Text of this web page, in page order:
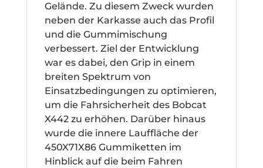
Gelände. Zu diesem Zweck wurden
neben der Karkasse auch das Profil
und die Gummimischung
verbessert. Ziel der Entwicklung
war es dabei, den Grip in einem
breiten Spektrum von
Einsatzbedingungen zu optimieren,
um die Fahrsicherheit des Bobcat
X442 zu erhöhen. Darüber hinaus
wurde die innere Lauffläche der
450X71X86 Gummiketten im
Hinblick auf die beim Fahren